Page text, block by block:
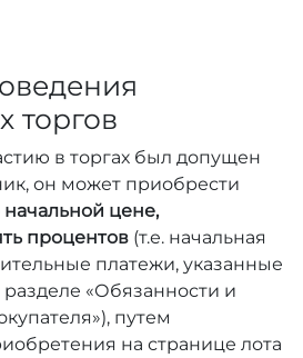
торгов
в торгах был допущен
он может приобрести
начальной цене,
процентов (т.е. начальная
платежи, указанные
разделе «Обязанности и
путем
на странице лота